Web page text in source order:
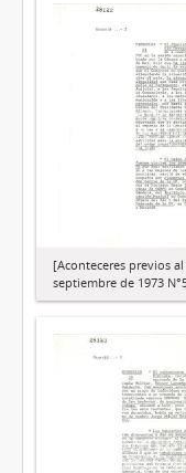
[Aconteceres previos
septiembre de 1973